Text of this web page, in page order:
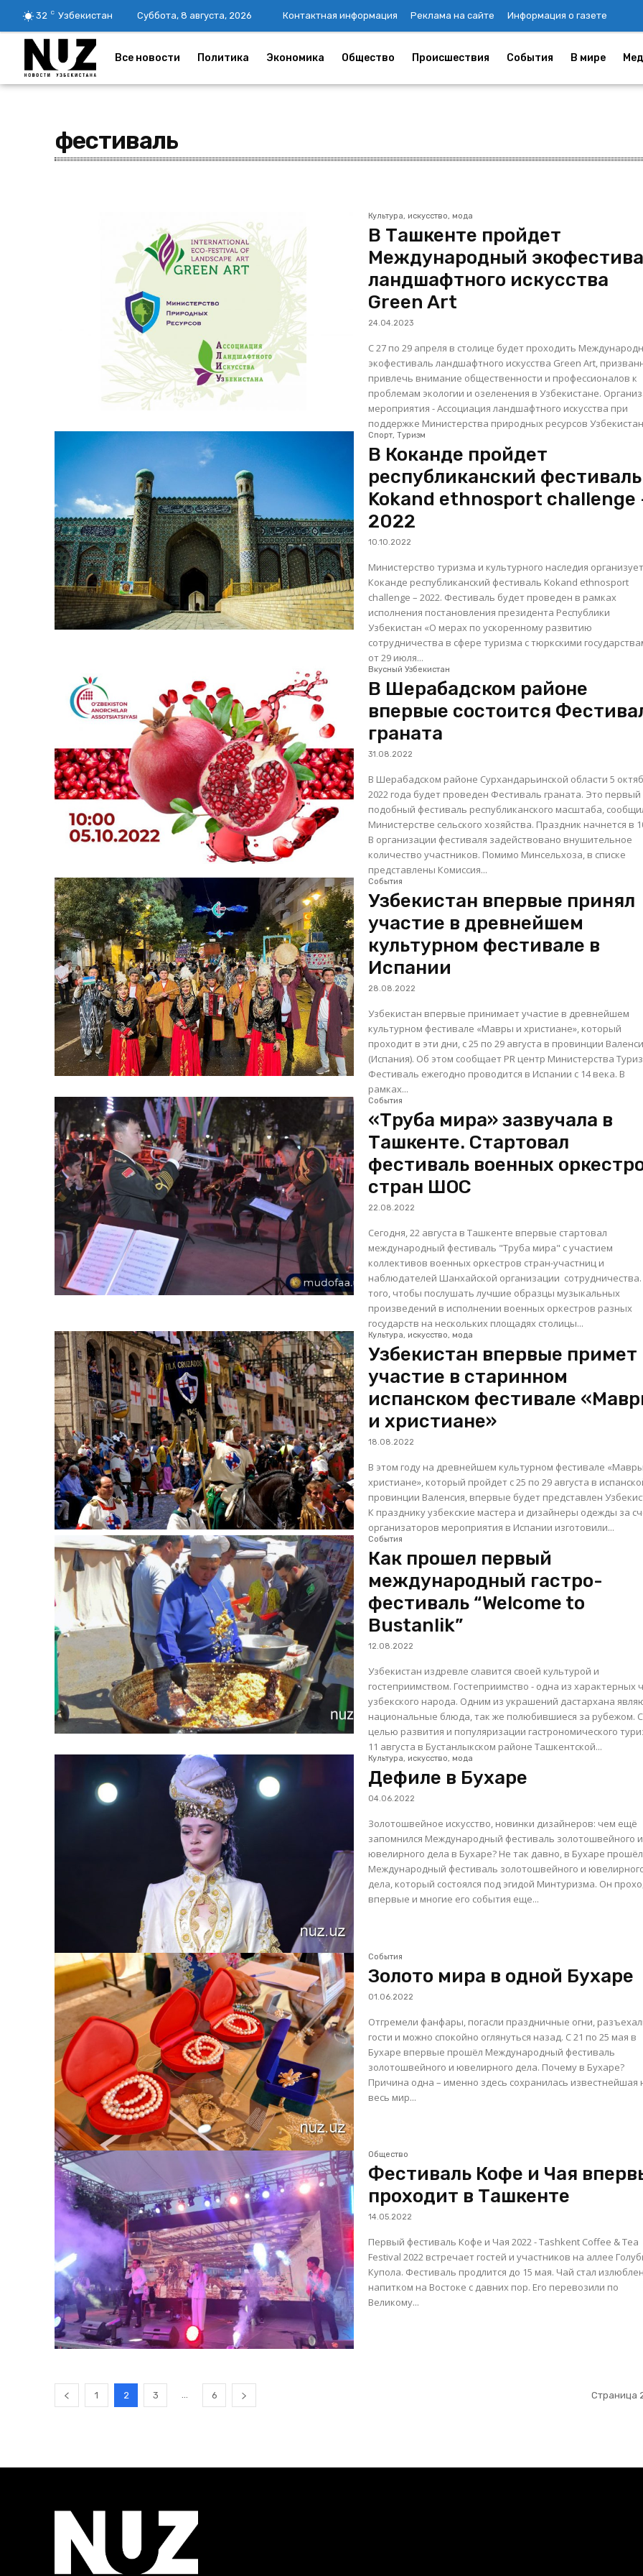
32 C Узбекистан Суббота, 8 августа, 2026 Контактная информация Реклама на сайте Информация о газете
Все новости Политика Экономика Общество Происшествия События В мире
фестиваль
Культура, искусство, мода
В Ташкенте пройдет
Международный
ландшафтного искусства
Green Art
24.04.2023
С 27 по 29 апреля в столице будет проходить
экофестиваль ландшафтного искусства Green Art,
привлечь внимание общественности и профессионалов к
проблемам экологии и озеленения в Узбекистане. Организатор
мероприятия - Ассоциация ландшафтного искусства при
поддержке Министерства природных ресурсов
Спорт, Туризм
В Коканде пройдет
республиканский фестиваль
Kokand ethnosport challenge
2022
10.10.2022
Министерство туризма и культурного наследия
Коканде республиканский фестиваль Kokand ethnosport
challenge – 2022. Фестиваль будет проведен в рамках
исполнения постановления президента Республики
Узбекистан «О мерах по ускоренному развитию
сотрудничества в сфере туризма с тюркскими
от 29 июля...
Вкусный Узбекистан
В Шерабадском районе
впервые состоится
граната
31.08.2022
В Шерабадском районе Сурхандарьинской области 5
2022 года будет проведен Фестиваль граната. Это первый
подобный фестиваль республиканского масштаба,
Министерстве сельского хозяйства. Праздник начнется в
В организации фестиваля задействовано внушительное
количество участников. Помимо Минсельхоза, в списке
представлены Комиссия...
События
Узбекистан впервые принял
участие в древнейшем
культурном фестивале в
Испании
28.08.2022
Узбекистан впервые принимает участие в древнейшем
культурном фестивале «Мавры и христиане», который
проходит в эти дни, с 25 по 29 августа в провинции
(Испания). Об этом сообщает PR центр Министерства
Фестиваль ежегодно проводится в Испании с 14 века. В
рамках...
События
«Труба мира» зазвучала в
Ташкенте. Стартовал
фестиваль военных
стран ШОС
22.08.2022
Сегодня, 22 августа в Ташкенте впервые стартовал
международный фестиваль "Труба мира" с участием
коллективов военных оркестров стран-участниц и
наблюдателей Шанхайской организации сотрудничества. Для
того, чтобы послушать лучшие образцы музыкальных
произведений в исполнении военных оркестров разных
государств на нескольких площадях столицы...
Культура, искусство, мода
Узбекистан впервые примет
участие в старинном
испанском фестивале
и христиане»
18.08.2022
В этом году на древнейшем культурном фестивале
христиане», который пройдет с 25 по 29 августа в
провинции Валенсия, впервые будет представлен
К празднику узбекские мастера и дизайнеры одежды за
организаторов мероприятия в Испании изготовили...
События
Как прошел первый
международный гастро-
фестиваль “Welcome to
Bustanlik”
12.08.2022
Узбекистан издревле славится своей культурой и
гостеприимством. Гостеприимство - одна из характерных
узбекского народа. Одним из украшений дастархана
национальные блюда, так же полюбившиеся за рубежом. С
целью развития и популяризации гастрономического
11 августа в Бустанлыкском районе Ташкентской...
Культура, искусство, мода
Дефиле в Бухаре
04.06.2022
Золотошвейное искусство, новинки дизайнеров: чем ещё
запомнился Международный фестиваль золотошвейного и
ювелирного дела в Бухаре? Не так давно, в Бухаре прошёл
Международный фестиваль золотошвейного и
дела, который состоялся под эгидой Минтуризма. Он
впервые и многие его события еще...
События
Золото мира в одной Бухаре
01.06.2022
Отгремели фанфары, погасли праздничные огни,
гости и можно спокойно оглянуться назад. С 21 по 25 мая в
Бухаре впервые прошёл Международный фестиваль
золотошвейного и ювелирного дела. Почему в Бухаре?
Причина одна – именно здесь сохранилась известнейшая
весь мир...
Общество
Фестиваль Кофе и Чая
проходит в Ташкенте
14.05.2022
Первый фестиваль Кофе и Чая 2022 - Tashkent Coffee & Tea
Festival 2022 встречает гостей и участников на аллее
Купола. Фестиваль продлится до 15 мая. Чай стал излюбленным
напитком на Востоке с давних пор. Его перевозили по
Великому...
1 2 3 ... 6 Страница